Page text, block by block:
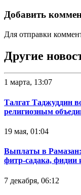
Добавить
Для отправки
Другие
1 марта, 13:07
Талгат Таджуддин
религиозным
19 мая, 01:04
Выплаты в
фитр-садака, фидии
7 декабря, 06:12